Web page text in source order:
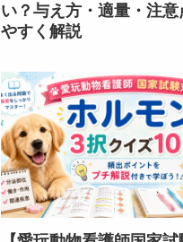
い？与え方・適量・注意
やすく解説